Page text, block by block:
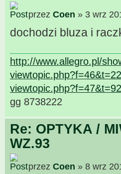
przez Coen » 3 wrz
dochodzi bluza i
http://www.allegro.pl/
gg 8738222
Re: OPTYKA /
WZ.93
przez Coen » 8 wrz